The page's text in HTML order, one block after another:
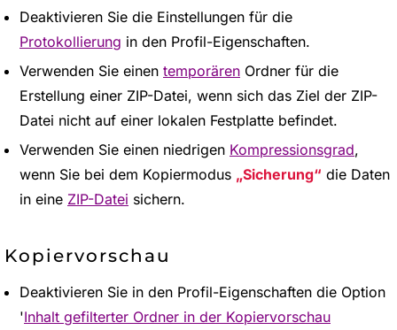
Deaktivieren Sie die Einstellungen für die
Protokollierung in den Profil-Eigenschaften.
Verwenden Sie einen temporären Ordner für die
Erstellung einer ZIP-Datei, wenn sich das Ziel der ZIP-
Datei nicht auf einer lokalen Festplatte befindet.
Verwenden Sie einen niedrigen Kompressionsgrad,
wenn Sie bei dem Kopiermodus
Sicherung
die Daten
in eine ZIP-Datei sichern.
Kopiervorschau
Deaktivieren Sie in den Profil-Eigenschaften die Option
'Inhalt gefilterter Ordner in der Kopiervorschau